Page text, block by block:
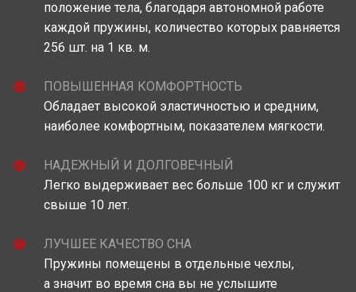
положение тела, благодаря автономной работе
каждой пружины, количество которых равняется
256 шт. на 1 кв. м.
ПОВЫШЕННАЯ КОМФОРТНОСТЬ
Обладает высокой эластичностью и средним,
наиболее комфортным, показателем мягкости.
НАДЕЖНЫЙ И ДОЛГОВЕЧНЫЙ
Легко выдерживает вес больше 100 кг и служит
свыше 10 лет.
ЛУЧШЕЕ КАЧЕСТВО СНА
Пружины помещены в отдельные чехлы,
а значит во время сна вы не услышите